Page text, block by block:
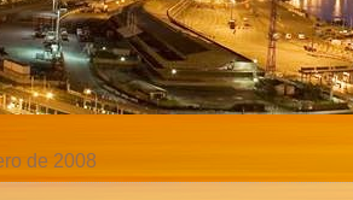
de 2008